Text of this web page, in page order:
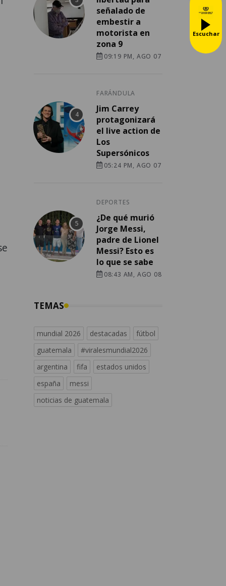
señalado de
embestir a
motorista en
zona 9
09:19 PM, AGO 07
FARÁNDULA
Jim Carrey
protagonizará
el live action de
Los
Supersónicos
05:24 PM, AGO 07
DEPORTES
¿De qué murió
Jorge Messi,
padre de Lionel
Messi? Esto es
lo que se sabe
08:43 AM, AGO 08
TEMAS
mundial 2026 destacadas
fútbol
guatemala
#viralesmundial2026
argentina
fifa
estados unidos
españa
messi
noticias de guatemala
Escuchar